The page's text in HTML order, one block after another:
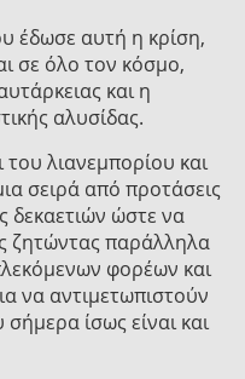
έδωσε αυτή η κρίση,
σε όλο τον κόσμο,
και η
αλυσίδας.
λιανεμπορίου και
σειρά από προτάσεις
δεκαετιών ώστε να
ζητώντας παράλληλα
φορέων και
να αντιμετωπιστούν
ίσως είναι και